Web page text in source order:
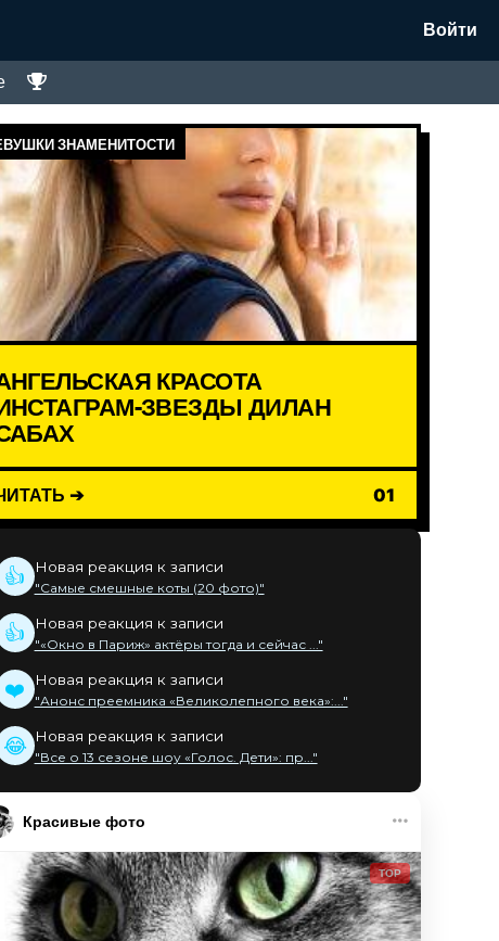
Войти
ЗНАМЕНИТОСТИ
КРАСОТА
ЗВЕЗДЫ ДИЛАН
➔ 01
👍 Новая реакция к записи
"Самые смешные коты (20 фото)"
👍 Новая реакция к записи
"«Окно в Париж» актёры тогда и сейчас ..."
❤️ Новая реакция к записи
"Анонс преемника «Великолепного века»:..."
😂 Новая реакция к записи
"Все о 13 сезоне шоу «Голос. Дети»: пр..."
Красивые фото
TOP